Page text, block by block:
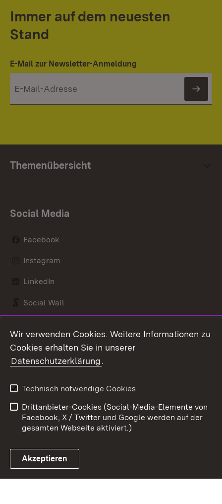
Immer auf dem neuesten
Stand
E-Mail zur Newsletter-Anmeldung
Themenübersicht
Social Media
Facebook
Instagram
LinkedIn
Social Wall
Link zum Landesportal
Kontakt
Barrierefreiheit
Impressum
Cookies
Wir verwenden Cookies. Weitere Informationen zu
Cookies erhalten Sie in unserer
Datenschutzerklärung.
Technisch notwendige Cookies
Drittanbieter-Cookies (Social-Media-Elemente von
Facebook, X / Twitter und Google werden auf der
gesamten Webseite aktiviert.)
Akzeptieren